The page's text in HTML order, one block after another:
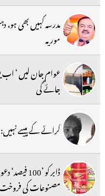
مدرسہ کہیں بھی ہو،
موریہ
عوام جان لیں ‘ اب
جائے گی
کرائے کے پیسے نہیں:
ڈابر کو
مصنوعات کی فروخت